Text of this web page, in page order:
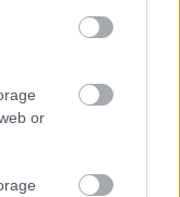
or
κόντρα
οι σύλλογοι